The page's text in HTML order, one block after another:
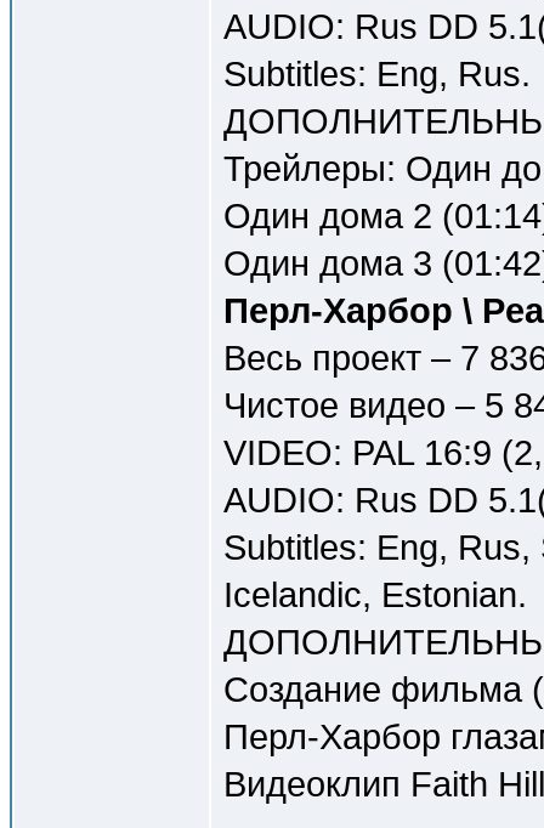
AUDIO: Rus DD
Subtitles: Eng, Rus.
Трейлеры: Один
Один дома 2
Один дома 3
Перл-Харбор \
Весь проект – 7
Чистое видео – 5
VIDEO: PAL 16:9
AUDIO: Rus DD
Subtitles: Eng,
Icelandic, Estonian.
Создание фильма
Перл-Харбор
Видеоклип Faith